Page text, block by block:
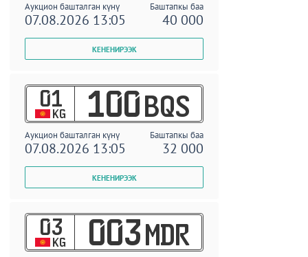
Аукцион башталган күнү Баштапкы баа
07.08.2026 13:05 40 000
01
KG 100 BQS
Аукцион башталган күнү Баштапкы баа
07.08.2026 13:05 32 000
03
KG 003 MDR